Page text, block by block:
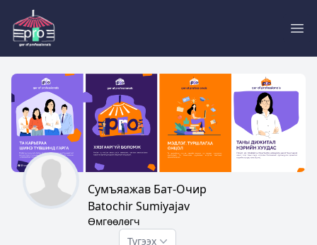
Сумъяажав Бат-Очир
Batochir Sumiyajav
Өмгөөлөгч
Түгээх